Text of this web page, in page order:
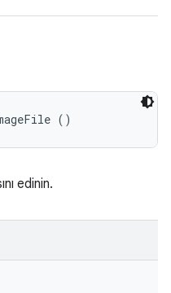
()
edinin.